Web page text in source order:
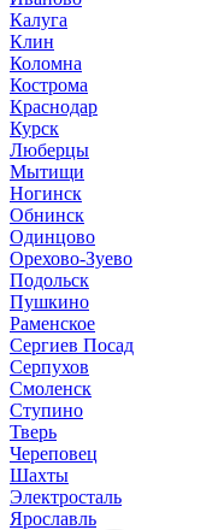
Калуга
Клин
Коломна
Кострома
Краснодар
Курск
Люберцы
Мытищи
Ногинск
Обнинск
Одинцово
Орехово-Зуево
Подольск
Пушкино
Раменское
Сергиев Посад
Серпухов
Смоленск
Ступино
Тверь
Череповец
Шахты
Электросталь
Ярославль